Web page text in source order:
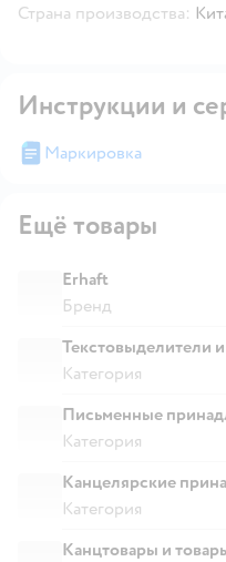
Страна производства:
Инструкции и
Маркировка
Ещё товары
Erhaft
Бренд
Текстовыделители
Категория
Письменные
Категория
Канцелярские
Категория
Канцтовары и